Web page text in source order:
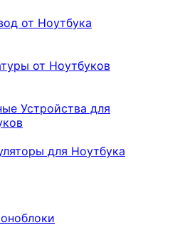
от Ноутбука
от Ноутбуков
Устройства для
для Ноутбука